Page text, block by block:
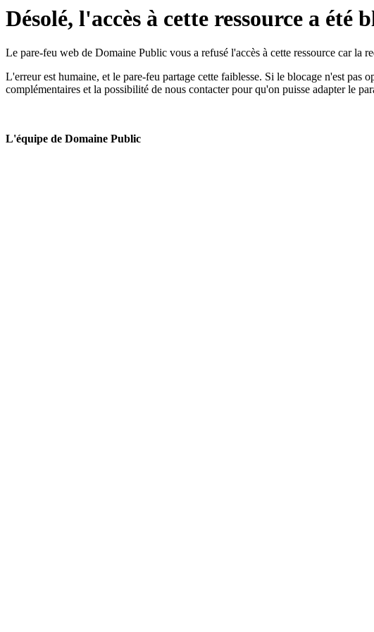
Désolé, l'accès à cette ressource a été
Le pare-feu web de Domaine Public vous a refusé l'accès à cette ressource car la
L'erreur est humaine, et le pare-feu partage cette faiblesse. Si le blocage n'est pas
complémentaires et la possibilité de nous contacter pour qu'on puisse adapter le
L'équipe de Domaine Public